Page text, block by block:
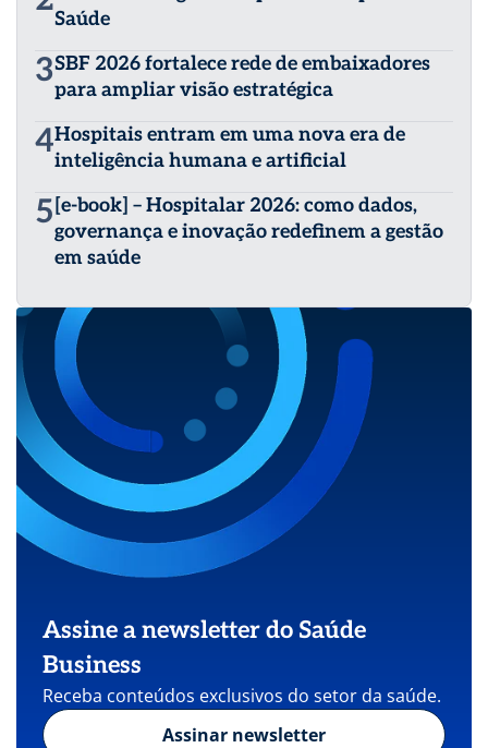
Saúde
3SBF 2026 fortalece rede de embaixadores
para ampliar visão estratégica
4Hospitais entram em uma nova era de
inteligência humana e artificial
5 [e-book] – Hospitalar 2026: como dados,
governança e inovação redefinem a gestão
em saúde
Assine a newsletter do Saúde
Business
Receba conteúdos exclusivos do setor da saúde.
Assinar newsletter